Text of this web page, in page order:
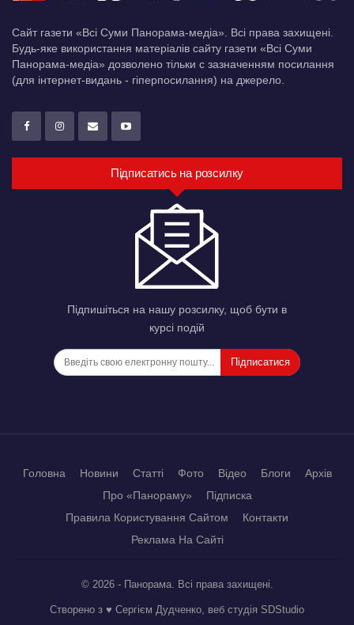
Сайт газети «Всі Суми Панорама-медіа». Всі права захищені.
Будь-яке використання матеріалів сайту газети «Всі Суми
Панорама-медіа» дозволено тільки c зазначенням посилання
(для інтернет-видань - гіперпосилання) на джерело.
Підписатись на розсилку
Підпишіться на нашу розсилку, щоб бути в
курсі подій
Підписатися
Головна Новини Статті Фото Відео Блоги
Архів
Про «Панораму»
Підписка
Правила Користування Сайтом
Контакти
Реклама На Сайті
© 2026 - Панорама. Всі права захищені.
Створено з ♥ Сергієм Дудченко, веб студія SDStudio